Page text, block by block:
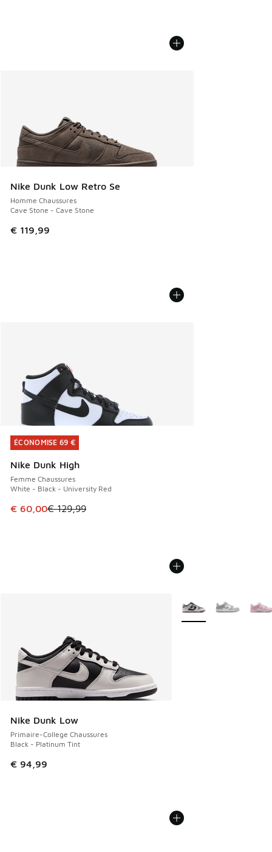
Nike Dunk Low Retro Se
Homme Chaussures
Cave Stone - Cave Stone
€ 119,99
ÉCONOMISE 69 €
Nike Dunk High
Femme Chaussures
White - Black - University Red
Cet article est en promotion. Prix en baisse de € 129,99 à
€ 60,00€ 129,99
ÉCONOMISE 69 €
Nike Dunk Low
Primaire-College Chaussures
Black - Platinum Tint
€ 94,99
Plus de couleurs